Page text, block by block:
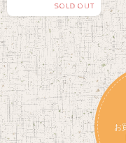
SOLD OUT
お